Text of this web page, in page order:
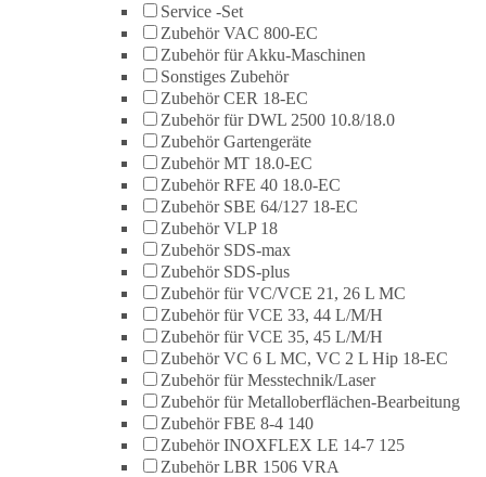
Service -Set
Zubehör VAC 800-EC
Zubehör für Akku-Maschinen
Sonstiges Zubehör
Zubehör CER 18-EC
Zubehör für DWL 2500 10.8/18.0
Zubehör Gartengeräte
Zubehör MT 18.0-EC
Zubehör RFE 40 18.0-EC
Zubehör SBE 64/127 18-EC
Zubehör VLP 18
Zubehör SDS-max
Zubehör SDS-plus
Zubehör für VC/VCE 21, 26 L MC
Zubehör für VCE 33, 44 L/M/H
Zubehör für VCE 35, 45 L/M/H
Zubehör VC 6 L MC, VC 2 L Hip 18-EC
Zubehör für Messtechnik/Laser
Zubehör für Metalloberflächen-Bearbeitung
Zubehör FBE 8-4 140
Zubehör INOXFLEX LE 14-7 125
Zubehör LBR 1506 VRA